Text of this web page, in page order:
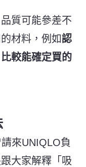
質可能參差不
材料，例如認
較能確定買的
來UNIQLO負
大家解釋「吸